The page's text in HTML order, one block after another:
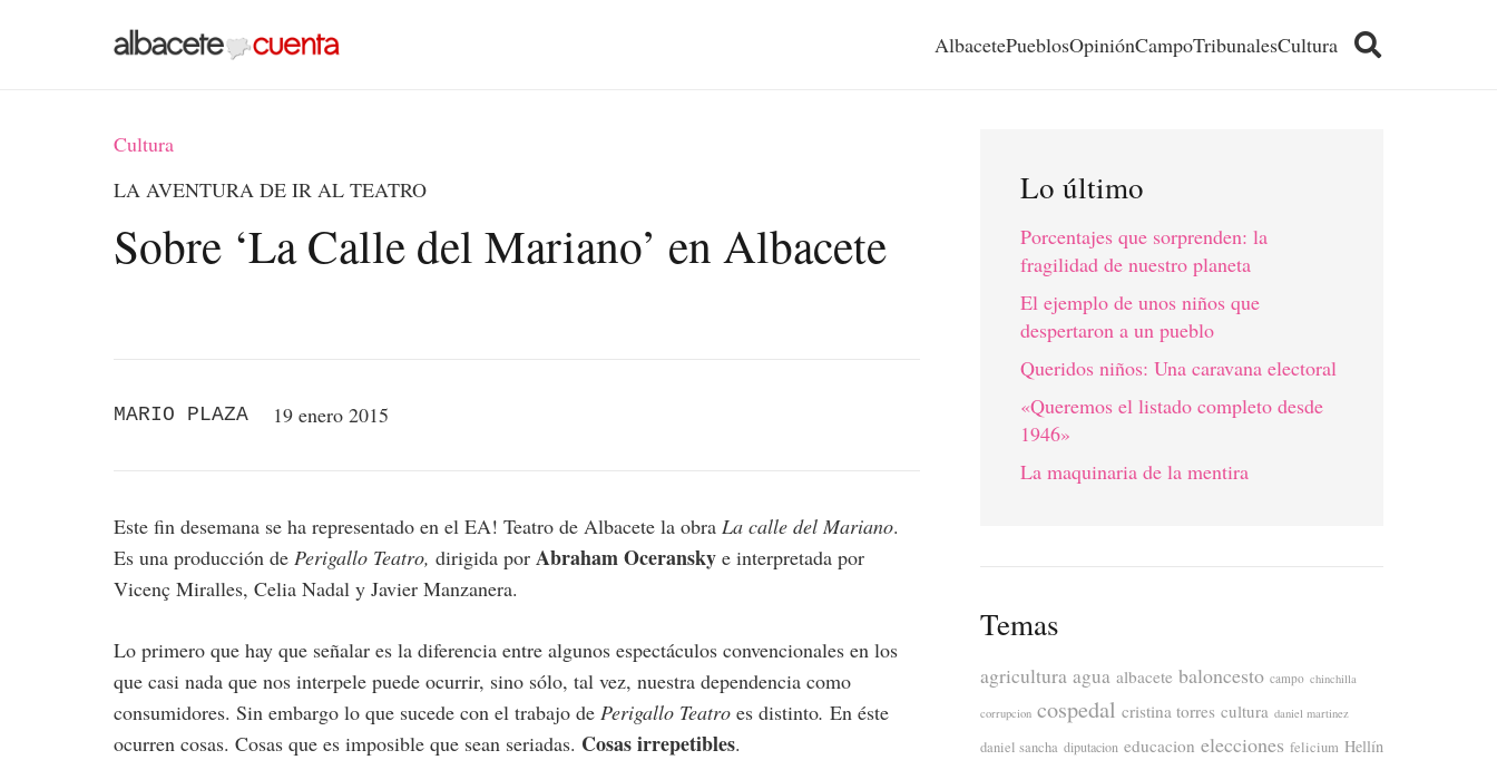
AlbacetePueblosOpiniónCampoTribunalesCultura
Cultura
LA AVENTURA DE IR AL TEATRO
Sobre ‘La Calle del Mariano’ en Albacete
MARIO PLAZA 19 enero 2015
Este fin desemana se ha representado en el EA! Teatro de Albacete la obra La calle del Mariano.
Es una producción de Perigallo Teatro, dirigida por Abraham Oceransky e interpretada por
Vicenç Miralles, Celia Nadal y Javier Manzanera.
Lo primero que hay que señalar es la diferencia entre algunos espectáculos convencionales en los
que casi nada que nos interpele puede ocurrir, sino sólo, tal vez, nuestra dependencia como
consumidores. Sin embargo lo que sucede con el trabajo de Perigallo Teatro es distinto. En éste
ocurren cosas. Cosas que es imposible que sean seriadas. Cosas irrepetibles.
Lo último
Porcentajes que sorprenden: la
fragilidad de nuestro planeta
El ejemplo de unos niños que
despertaron a un pueblo
Queridos niños: Una caravana electoral
«Queremos el listado completo desde
1946»
La maquinaria de la mentira
Temas
agricultura agua albacete baloncesto campo chinchilla
corrupcion cospedal cristina torres cultura daniel martinez
daniel sancha diputacion educacion elecciones felicium Hellín